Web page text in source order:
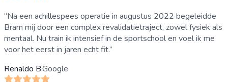
“Na een achillespees operatie in augustus 2022 begeleidde
Bram mij door een complex revalidatietraject, zowel fysiek als
mentaal. Nu train ik intensief in de sportschool en voel ik me
voor het eerst in jaren echt fit.”
Renaldo B.Google